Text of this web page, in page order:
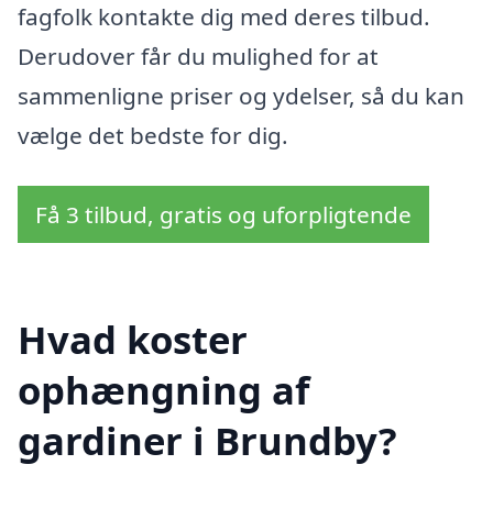
fagfolk kontakte dig med deres tilbud.
Derudover får du mulighed for at
sammenligne priser og ydelser, så du kan
vælge det bedste for dig.
Få 3 tilbud, gratis og uforpligtende
Hvad koster
ophængning af
gardiner i Brundby?